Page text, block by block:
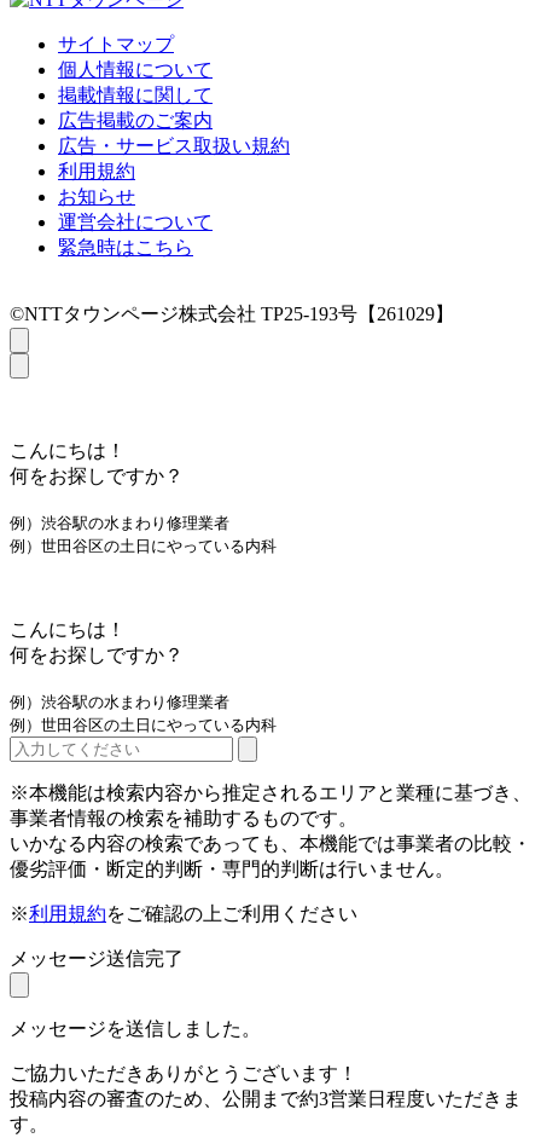
サイトマップ
個人情報について
掲載情報に関して
広告掲載のご案内
広告・サービス取扱い規約
利用規約
お知らせ
運営会社について
緊急時はこちら
©NTTタウンページ株式会社 TP25-193号【261029】
こんにちは！
何をお探しですか？
例）渋谷駅の水まわり修理業者
例）世田谷区の土日にやっている内科
こんにちは！
何をお探しですか？
例）渋谷駅の水まわり修理業者
例）世田谷区の土日にやっている内科
※本機能は検索内容から推定されるエリアと業種に基づき、
事業者情報の検索を補助するものです。
いかなる内容の検索であっても、本機能では事業者の比較・
優劣評価・断定的判断・専門的判断は行いません。
※利用規約をご確認の上ご利用ください
メッセージ送信完了
メッセージを送信しました。
ご協力いただきありがとうございます！
投稿内容の審査のため、公開まで約3営業日程度いただきま
す。